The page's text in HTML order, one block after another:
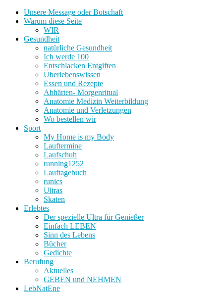
Unsere Message oder Botschaft
Warum diese Seite
WIR
Gesundheit
natürliche Gesundheit
Ich werde 100
Entschlacken Entgiften
Überlebenswissen
Essen und Rezepte
Abhärten- Morgenritual
Anatomie Medizin Weiterbildung
Anatomie und Verletzungen
Wo bestellen wir
Sport
My Home is my Body
Lauftermine
Laufschuh
running1252
Lauftagebuch
runics
Ultras
Skaten
Erlebtes
Der spezielle Ultra für Genießer
Einfach LEBEN
Sinn des Lebens
Bücher
Gedichte
Berufung
Aktuelles
GEBEN und NEHMEN
LebNatEne